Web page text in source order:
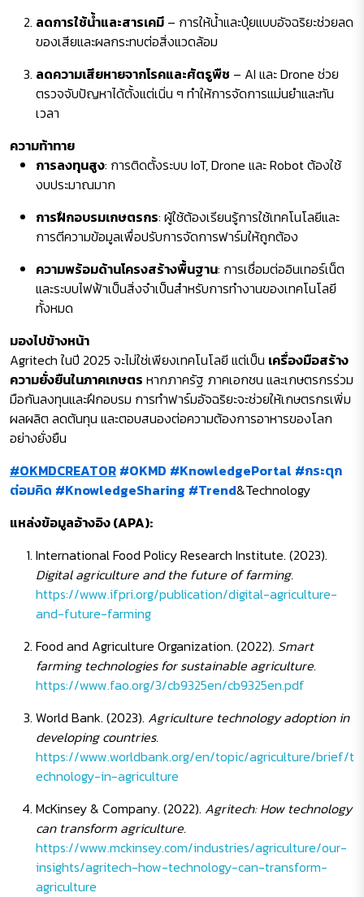
ลดการใช้น้ำและสารเคมี – การให้น้ำและปุ๋ยแบบอัจฉริยะช่วยลด
ของเสียและผลกระทบต่อสิ่งแวดล้อม
ลดความเสียหายจากโรคและศัตรูพืช – AI และ Drone ช่วย
ตรวจจับปัญหาได้ตั้งแต่เนิ่น ๆ ทำให้การจัดการแม่นยำและทัน
เวลา
ความท้าทาย
การลงทุนสูง: การติดตั้งระบบ IoT, Drone และ Robot ต้องใช้
งบประมาณมาก
การฝึกอบรมเกษตรกร: ผู้ใช้ต้องเรียนรู้การใช้เทคโนโลยีและ
การตีความข้อมูลเพื่อปรับการจัดการฟาร์มให้ถูกต้อง
ความพร้อมด้านโครงสร้างพื้นฐาน: การเชื่อมต่ออินเทอร์เน็ต
และระบบไฟฟ้าเป็นสิ่งจำเป็นสำหรับการทำงานของเทคโนโลยี
ทั้งหมด
มองไปข้างหน้า
Agritech ในปี 2025 จะไม่ใช่เพียงเทคโนโลยี แต่เป็น เครื่องมือสร้าง
ความยั่งยืนในภาคเกษตร หากภาครัฐ ภาคเอกชน และเกษตรกรร่วม
มือกันลงทุนและฝึกอบรม การทำฟาร์มอัจฉริยะจะช่วยให้เกษตรกรเพิ่ม
ผลผลิต ลดต้นทุน และตอบสนองต่อความต้องการอาหารของโลก
อย่างยั่งยืน
#OKMDCREATOR #OKMD #KnowledgePortal #กระตุก
ต่อมคิด #KnowledgeSharing #Trend&Technology
แหล่งข้อมูลอ้างอิง (APA):
International Food Policy Research Institute. (2023).
Digital agriculture and the future of farming.
https://www.ifpri.org/publication/digital-agriculture-
and-future-farming
Food and Agriculture Organization. (2022). Smart
farming technologies for sustainable agriculture.
https://www.fao.org/3/cb9325en/cb9325en.pdf
World Bank. (2023). Agriculture technology adoption in
developing countries.
https://www.worldbank.org/en/topic/agriculture/brief/t
echnology-in-agriculture
McKinsey & Company. (2022). Agritech: How technology
can transform agriculture.
https://www.mckinsey.com/industries/agriculture/our-
insights/agritech-how-technology-can-transform-
agriculture